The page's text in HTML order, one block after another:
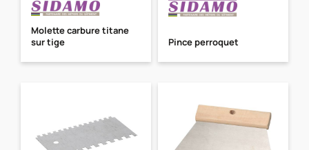
Molette carbure titane
sur tige
Pince perroquet